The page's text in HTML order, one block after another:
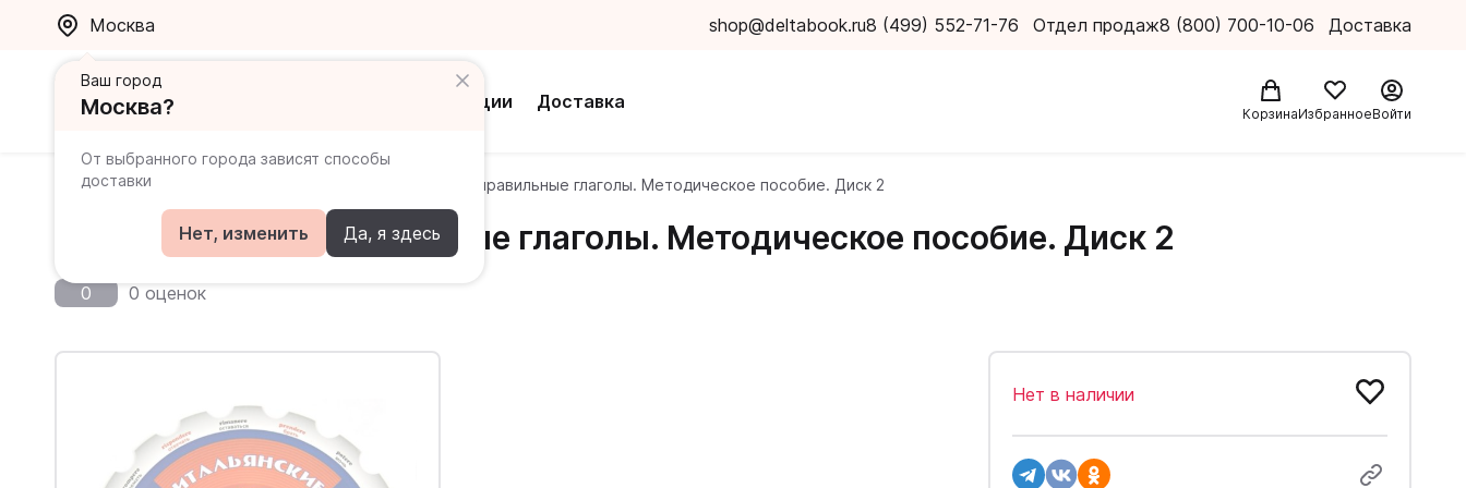
Москва shop@deltabook.ru8 (499) 552-71-76 Отдел продаж8 (800) 700-10-06 Доставка
Акции Доставка
КорзинаИзбранноеВойти
Ваш город
Москва?
От выбранного города зависят способы
доставки
Нет, изменить Да, я здесь
Главная Каталог Итальянские неправильные глаголы. Методическое пособие. Диск 2
Итальянские неправильные глаголы. Методическое пособие. Диск 2
0 0 оценок
Нет в наличии